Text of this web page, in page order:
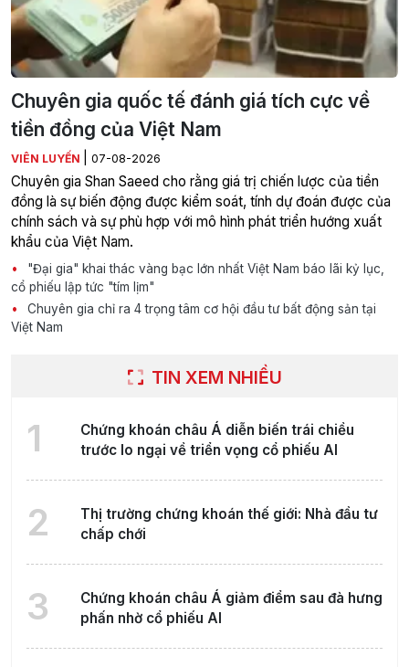
Chuyên gia quốc tế đánh giá tích cực về
tiền đồng của Việt Nam
VIÊN LUYẾN 07-08-2026
Chuyên gia Shan Saeed cho rằng giá trị chiến lược của tiền
đồng là sự biến động được kiểm soát, tính dự đoán được của
chính sách và sự phù hợp với mô hình phát triển hướng xuất
khẩu của Việt Nam.
"Đại gia" khai thác vàng bạc lớn nhất Việt Nam báo lãi kỷ lục,
cổ phiếu lập tức "tím lịm"
Chuyên gia chỉ ra 4 trọng tâm cơ hội đầu tư bất động sản tại
Việt Nam
TIN XEM NHIỀU
1
Chứng khoán châu Á diễn biến trái chiều
trước lo ngại về triển vọng cổ phiếu AI
2
Thị trường chứng khoán thế giới: Nhà đầu tư
chấp chới
3
Chứng khoán châu Á giảm điểm sau đà hưng
phấn nhờ cổ phiếu AI